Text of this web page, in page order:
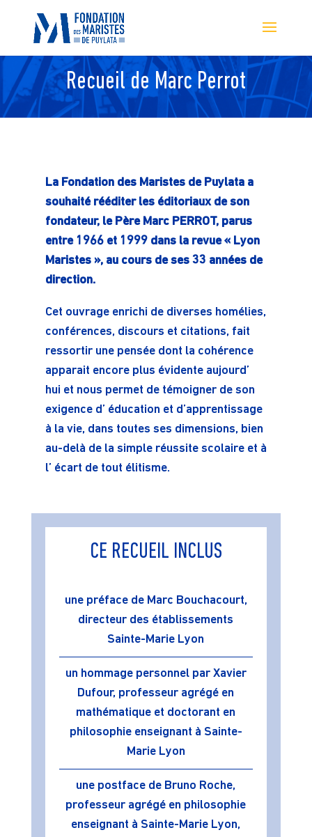
Recueil de Marc Perrot
La Fondation des Maristes de Puylata a
souhaité rééditer les éditoriaux de son
fondateur, le Père Marc PERROT, parus
entre 1966 et 1999 dans la revue « Lyon
Maristes », au cours de ses 33 années de
direction.
Cet ouvrage enrichi de diverses homélies,
conférences, discours et citations, fait
ressortir une pensée dont la cohérence
apparait encore plus évidente aujourd’
hui et nous permet de témoigner de son
exigence d’ éducation et d’apprentissage
à la vie, dans toutes ses dimensions, bien
au-delà de la simple réussite scolaire et à
l’ écart de tout élitisme.
CE RECUEIL INCLUS
une préface de Marc Bouchacourt,
directeur des établissements
Sainte-Marie Lyon
un hommage personnel par Xavier
Dufour, professeur agrégé en
mathématique et doctorant en
philosophie enseignant à Sainte-
Marie Lyon
une postface de Bruno Roche,
professeur agrégé en philosophie
enseignant à Sainte-Marie Lyon,